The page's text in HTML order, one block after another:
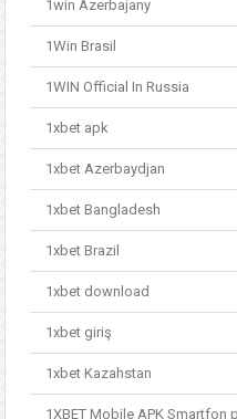
1win Azerbajany
1Win Brasil
1WIN Official In Russia
1xbet apk
1xbet Azerbaydjan
1xbet Bangladesh
1xbet Brazil
1xbet download
1xbet giriş
1xbet Kazahstan
1XBET Mobile APK Smartfon